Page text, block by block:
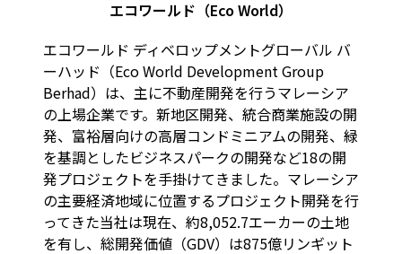
エコワールド（Eco World）
エコワールド ディベロップメントグローバル バ
ーハッド（Eco World Development Group
Berhad）は、主に不動産開発を行うマレーシア
の上場企業です。新地区開発、統合商業施設の開
発、富裕層向けの高層コンドミニアムの開発、緑
を基調としたビジネスパークの開発など18の開
発プロジェクトを手掛けてきました。マレーシア
の主要経済地域に位置するプロジェクト開発を行
ってきた当社は現在、約8,052.7エーカーの土地
を有し、総開発価値（GDV）は875億リンギット